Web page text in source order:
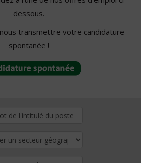
dessous.
transmettre votre candidature
spontanée !